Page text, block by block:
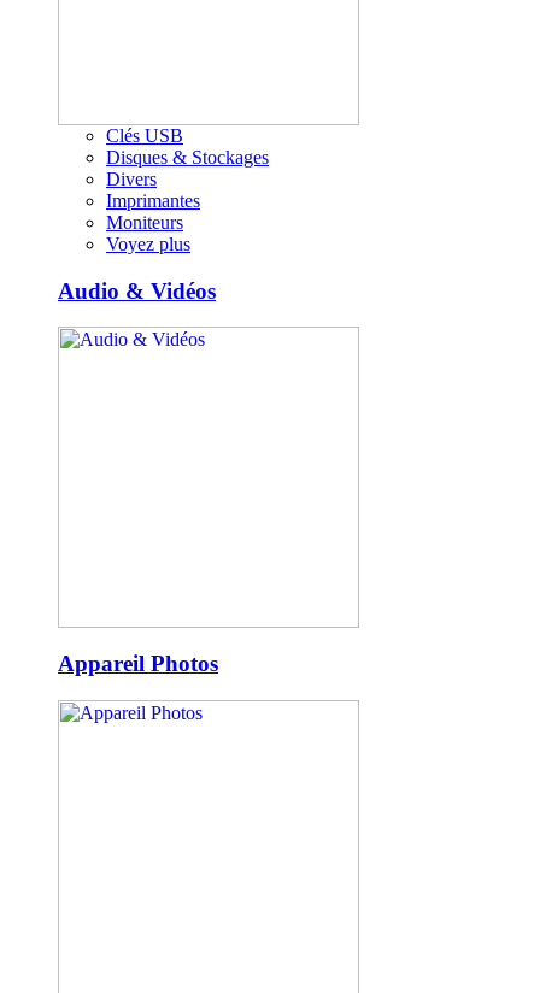
Clés USB
Disques & Stockages
Divers
Imprimantes
Moniteurs
Voyez plus
Audio & Vidéos
Appareil Photos